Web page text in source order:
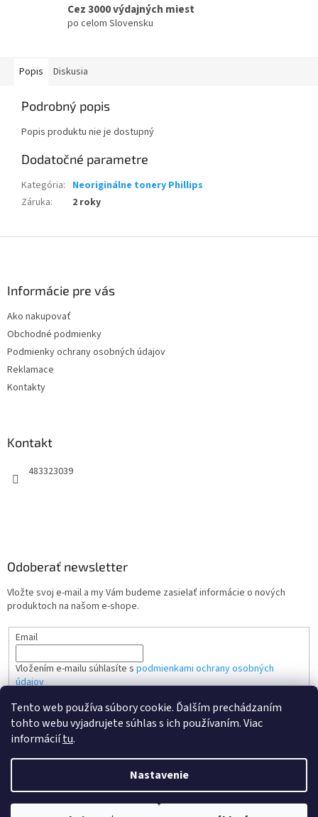
Tento web používa súbory cookie. Ďalším prechádzaním
tohto webu vyjadrujete súhlas s ich používaním. Viac
informáciítu.
Nastavenie
Cez 3000 výdajných miest
po celom Slovensku
Popis Diskusia
Podrobný popis
Popis produktu nie je dostupný
Dodatočné parametre
Kategória: Neoriginálne tonery Phillips
Záruka: 2 roky
Informácie pre vás
Ako nakupovať
Obchodné podmienky
Podmienky ochrany osobných údajov
Reklamace
Kontakty
Kontakt
483323039
Odoberať newsletter
Vložte svoj e-mail a my Vám budeme zasielať informácie o nových
produktoch na našom e-shope.
Email
Vložením e-mailu súhlasíte s podmienkami ochrany osobných
údajov
PRIHLÁSIŤ SA
Vytvoril Shoptet